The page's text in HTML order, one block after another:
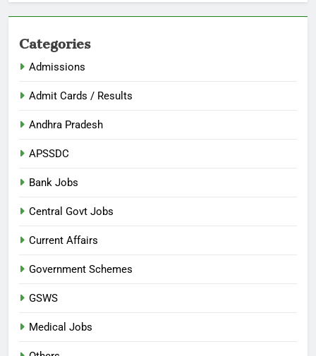
Categories
Admissions
Admit Cards / Results
Andhra Pradesh
APSSDC
Bank Jobs
Central Govt Jobs
Current Affairs
Government Schemes
GSWS
Medical Jobs